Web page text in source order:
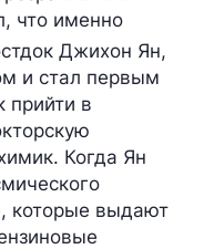
что именно
Джихон Ян,
и стал первым
прийти в
Когда Ян
которые выдают